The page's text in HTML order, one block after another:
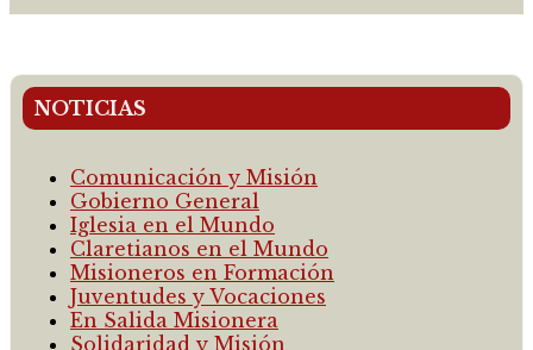
NOTICIAS
Comunicación y Misión
Gobierno General
Iglesia en el Mundo
Claretianos en el Mundo
Misioneros en Formación
Juventudes y Vocaciones
En Salida Misionera
Solidaridad y Misión